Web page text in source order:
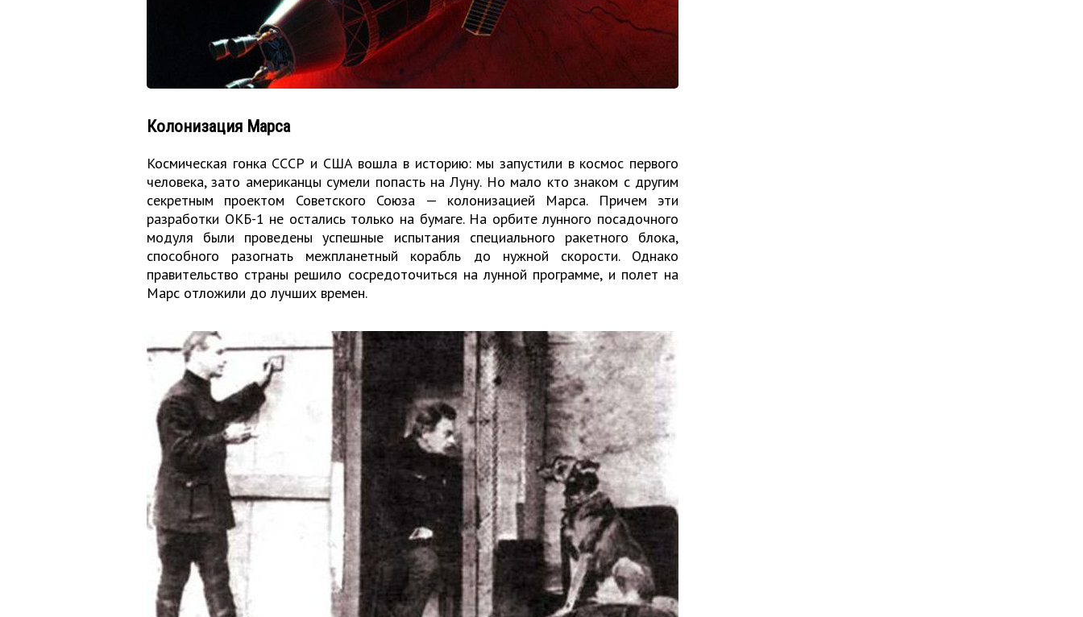
Колонизация Марса
Космическая гонка СССР и США вошла в историю: мы запустили в космос первого
человека, зато американцы сумели попасть на Луну. Но мало кто знаком с другим
секретным проектом Советского Союза — колонизацией Марса. Причем эти
разработки ОКБ-1 не остались только на бумаге. На орбите лунного посадочного
модуля были проведены успешные испытания специального ракетного блока,
способного разогнать межпланетный корабль до нужной скорости. Однако
правительство страны решило сосредоточиться на лунной программе, и полет на
Марс отложили до лучших времен.